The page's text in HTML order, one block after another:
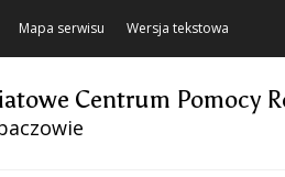
Mapa serwisu Wersja tekstowa
Centrum Pomocy